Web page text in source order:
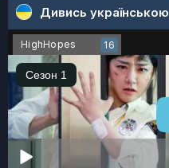
Дивись українською
HighHopes 16